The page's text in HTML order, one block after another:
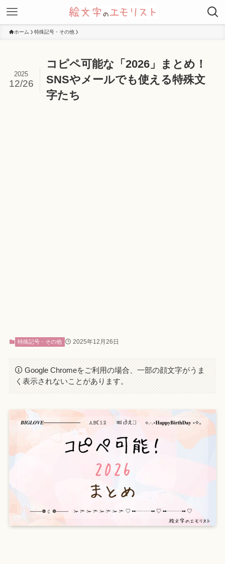
ホーム 特殊記号・その他
コピペ可能な「2026」まとめ！
SNSやメールでも使える特殊文
字たち
2025
12/26
特殊記号・その他 2025年12月26日
Google Chromeをご利用の場合、一部の顔文字がうま
く表示されないことがあります。